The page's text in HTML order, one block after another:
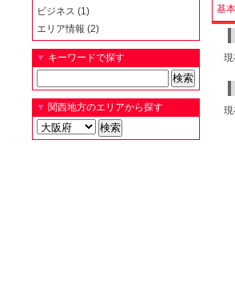
ビジネス (1)
エリア情報 (2)
▼ キーワードで探す
▼ 関西地方のエリアから探す
基